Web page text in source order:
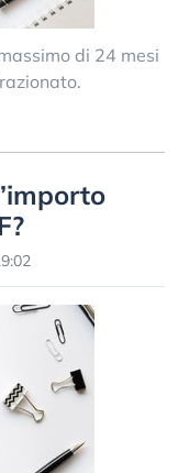
di 24 mesi